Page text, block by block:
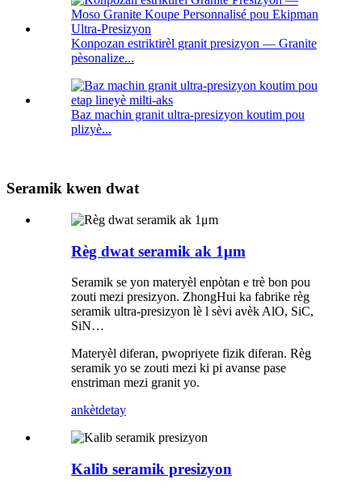
Konpozan estriktirèl granit presizyon — Granite
pèsonalize...
Baz machin granit ultra-presizyon koutim pou
plizyè...
Seramik kwen dwat
Règ dwat seramik ak 1μm
Seramik se yon materyèl enpòtan e trè bon pou
zouti mezi presizyon. ZhongHui ka fabrike règ
seramik ultra-presizyon lè l sèvi avèk AlO, SiC,
SiN…
Materyèl diferan, pwopriyete fizik diferan. Règ
seramik yo se zouti mezi ki pi avanse pase
enstriman mezi granit yo.
ankètdetay
Kalib seramik presizyon